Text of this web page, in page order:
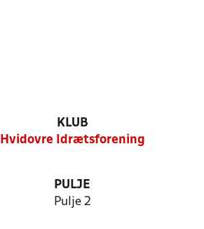
KLUB
Hvidovre Idrætsforening
PULJE
Pulje 2